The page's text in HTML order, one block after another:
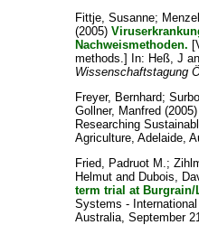
Fittje, Susanne;
(2005)
Nachweismethoden.
methods.] In: Heß, J
Wissenschaftstagung
Freyer, Bernhard;
Gollner, Manfred (2005)
Researching
Agriculture, Adelaide,
Fried, Padruot M.;
Helmut and Dubois,
term trial at
Systems -
Australia, September